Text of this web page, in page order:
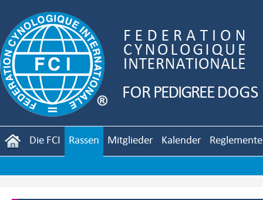
Die FCI Rassen Mitglieder Kalender Reglemente